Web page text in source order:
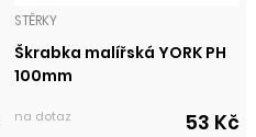
STĚRKY
Škrabka malířská YORK PH
100mm
na dotaz 53 Kč